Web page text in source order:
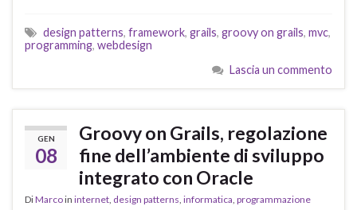
design patterns, framework, grails, groovy on grails, mvc,
programming, webdesign
Lascia un commento
GEN
08
Groovy on Grails, regolazione
fine dell’ambiente di sviluppo
integrato con Oracle
DiMarcoin internet, design patterns, informatica, programmazione